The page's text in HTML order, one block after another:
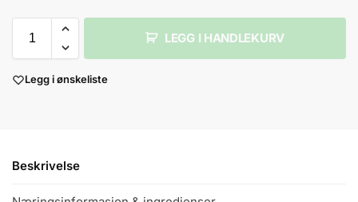
LEGG I HANDLEKURV
Legg i ønskeliste
Beskrivelse